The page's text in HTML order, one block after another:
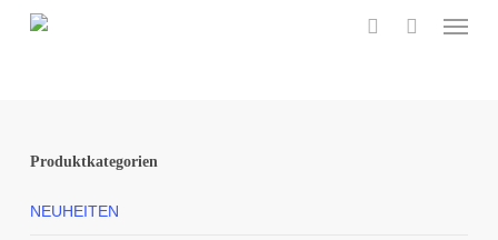
Menu
Produktkategorien
NEUHEITEN